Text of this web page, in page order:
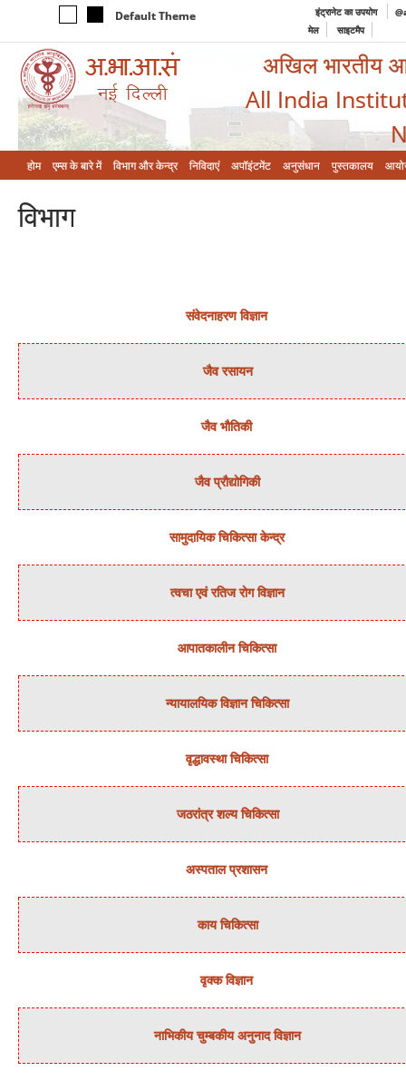
Default Theme इंट्रानेट का उपयोग
मेल
साइटमैप
अखिल भारतीय
All India
होम एम्‍स के बारे में विभाग और केन्‍द्र निविदाएं अपॉइंटमेंट अनुसंधान पुस्तकालय
विभाग
संवेदनाहरण विज्ञान
जैव रसायन
जैव भौतिकी
जैव प्रौद्योगिकी
सामुदायिक चिकित्‍सा केन्‍द्र
त्‍वचा एवं रतिज रोग विज्ञान
आपातकालीन चिकित्सा
न्‍यायालयिक विज्ञान चिकित्‍सा
वृद्धावस्था चिकित्सा
जठरांत्र शल्‍य चिकित्‍सा
अस्‍पताल प्रशासन
काय चिकित्‍सा
वृक्‍क विज्ञान
नाभिकीय चुम्‍बकीय अनुनाद विज्ञान